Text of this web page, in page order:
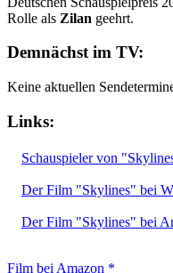
Rolle als Zilan geehrt.
Demnächst im TV:
Keine aktuellen
Links:
Schauspieler von
Der Film "Skylines" bei
Der Film "Skylines" bei
Film bei Amazon *